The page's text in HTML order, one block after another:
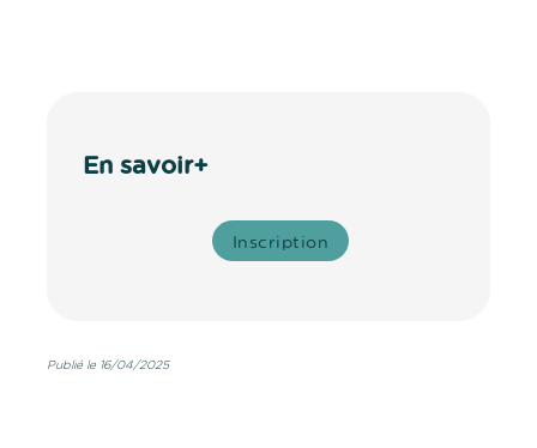
En savoir+
Inscription
Publié le 16/04/2025